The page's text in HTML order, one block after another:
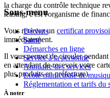
la charge du contrôle technique
leasing, c'est l'organisme de
Vous recevez un certificat
immédiatement.
Il vous permet de circuler
en attendant de recevoir votre
plus produits en préfecture).
À noter
Sous-menu
Déchets
Santé
Démarches en ligne
Service à la personne
Annuaire des services
Ecole municipale de
Réglementation et tarifs du